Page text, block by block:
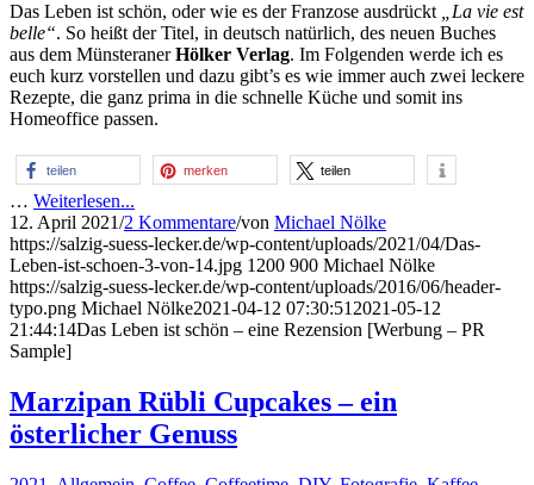
Das Leben ist schön, oder wie es der Franzose ausdrückt
„La vie est
belle“. So heißt der Titel, in deutsch natürlich, des neuen Buches
aus dem MünsteranerHölker Verlag. Im Folgenden werde ich es
euch kurz vorstellen und dazu gibt’s es wie immer auch zwei leckere
Rezepte, die ganz prima in die schnelle Küche und somit ins
Homeoffice passen.
teilen merken teilen
… Weiterlesen...
12. April 2021/2 Kommentare/von Michael Nölke
https://salzig-suess-lecker.de/wp-content/uploads/2021/04/Das-
Leben-ist-schoen-3-von-14.jpg 1200 900 Michael Nölke
https://salzig-suess-lecker.de/wp-content/uploads/2016/06/header-
typo.png Michael Nölke2021-04-12 07:30:51 2021-05-12
21:44:14Das Leben ist schön – eine Rezension [Werbung – PR
Sample]
Marzipan Rübli Cupcakes – ein
österlicher Genuss